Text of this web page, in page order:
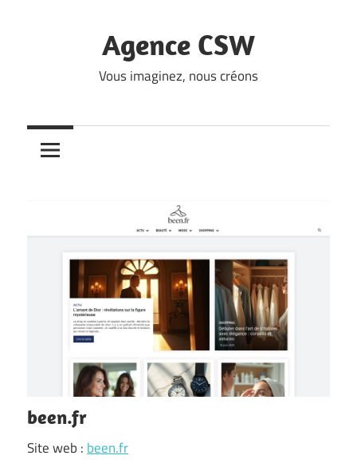
Agence CSW
Vous imaginez, nous créons
been.fr
Site web : been.fr